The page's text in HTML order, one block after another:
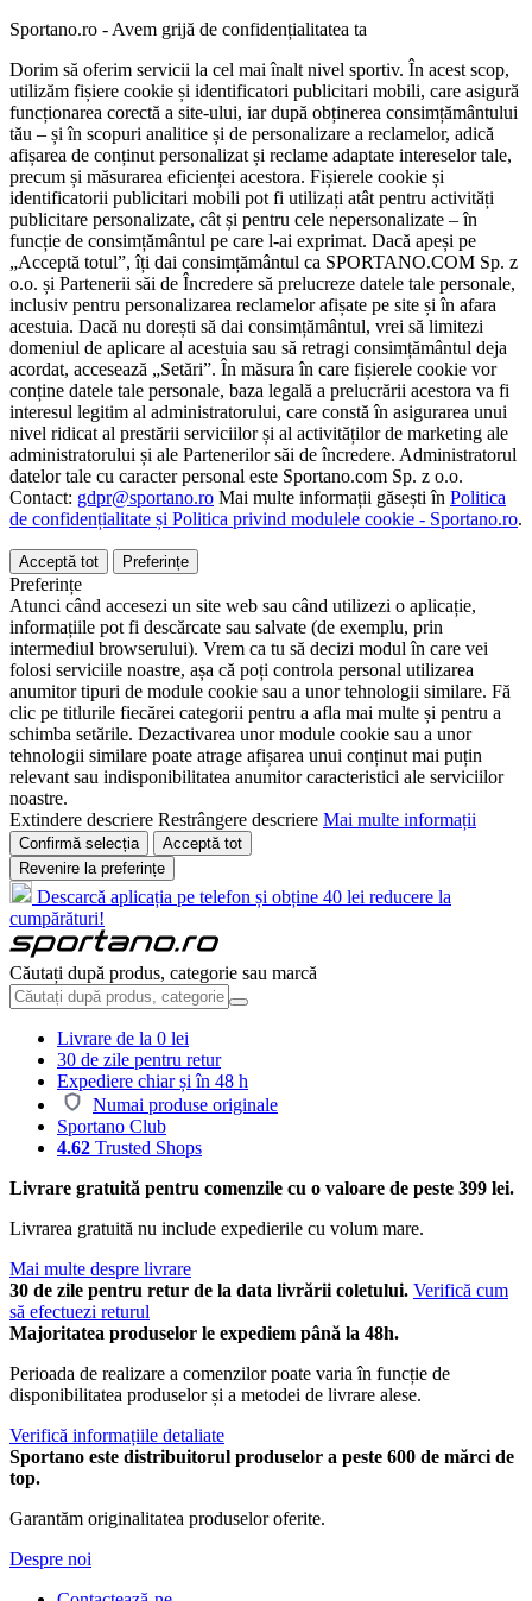
Sportano.ro - Avem grijă de confidențialitatea ta
Dorim să oferim servicii la cel mai înalt nivel sportiv. În acest scop,
utilizăm fișiere cookie și identificatori publicitari mobili, care asigură
funcționarea corectă a site-ului, iar după obținerea consimțământului
tău – și în scopuri analitice și de personalizare a reclamelor, adică
afișarea de conținut personalizat și reclame adaptate intereselor tale,
precum și măsurarea eficienței acestora. Fișierele cookie și
identificatorii publicitari mobili pot fi utilizați atât pentru activități
publicitare personalizate, cât și pentru cele nepersonalizate – în
funcție de consimțământul pe care l-ai exprimat. Dacă apeși pe
„Acceptă totul”, îți dai consimțământul ca SPORTANO.COM Sp. z
o.o. și Partenerii săi de Încredere să prelucreze datele tale personale,
inclusiv pentru personalizarea reclamelor afișate pe site și în afara
acestuia. Dacă nu dorești să dai consimțământul, vrei să limitezi
domeniul de aplicare al acestuia sau să retragi consimțământul deja
acordat, accesează „Setări”. În măsura în care fișierele cookie vor
conține datele tale personale, baza legală a prelucrării acestora va fi
interesul legitim al administratorului, care constă în asigurarea unui
nivel ridicat al prestării serviciilor și al activităților de marketing ale
administratorului și ale Partenerilor săi de încredere. Administratorul
datelor tale cu caracter personal este Sportano.com Sp. z o.o.
Contact: gdpr@sportano.ro Mai multe informații găsești în Politica
de confidențialitate și Politica privind modulele cookie - Sportano.ro.
Acceptă tot Preferințe
Preferințe
Atunci când accesezi un site web sau când utilizezi o aplicație,
informațiile pot fi descărcate sau salvate (de exemplu, prin
intermediul browserului). Vrem ca tu să decizi modul în care vei
folosi serviciile noastre, așa că poți controla personal utilizarea
anumitor tipuri de module cookie sau a unor tehnologii similare. Fă
clic pe titlurile fiecărei categorii pentru a afla mai multe și pentru a
schimba setările. Dezactivarea unor module cookie sau a unor
tehnologii similare poate atrage afișarea unui conținut mai puțin
relevant sau indisponibilitatea anumitor caracteristici ale serviciilor
noastre.
Extindere descriere Restrângere descriere Mai multe informații
Confirmă selecția
Acceptă tot
Revenire la preferințe
Descarcă aplicația pe telefon și obține 40 lei reducere la
cumpărături!
Căutați după produs, categorie sau marcă
Livrare de la 0 lei
30 de zile pentru retur
Expediere chiar și în 48 h
Numai produse originale
Sportano Club
4.62 Trusted Shops
Livrare gratuită pentru comenzile cu o valoare de peste 399 lei.
Livrarea gratuită nu include expedierile cu volum mare.
Mai multe despre livrare
30 de zile pentru retur de la data livrării coletului. Verifică cum
să efectuezi returul
Majoritatea produselor le expediem până la 48h.
Perioada de realizare a comenzilor poate varia în funcție de
disponibilitatea produselor și a metodei de livrare alese.
Verifică informațiile detaliate
Sportano este distribuitorul produselor a peste 600 de mărci de
top.
Garantăm originalitatea produselor oferite.
Despre noi